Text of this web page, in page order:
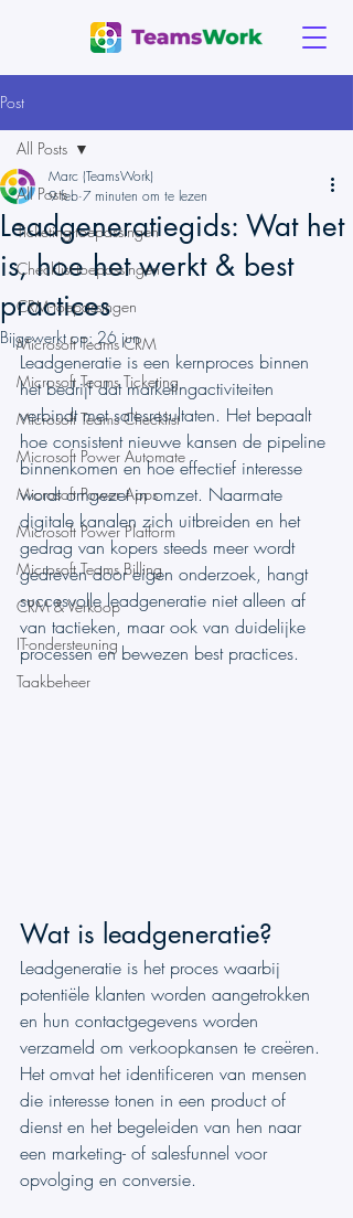
Post
All Posts
Ticketing-toepassingen
Checklist-toepassingen
CRM-toepassingen
Microsoft Teams CRM
Microsoft Teams Ticketing
Microsoft Teams Checklist
Microsoft Power Automate
Microsoft Power Apps
Microsoft Power Platform
Microsoft Teams Billing
CRM & Verkoop
IT-ondersteuning
Taakbeheer
All Posts
Leadgeneratiegids: Wat het
is, hoe het werkt & best
practices
Marc (TeamsWork)
9 feb 7 minuten om te lezen
Bijgewerkt op: 26 jun
Leadgeneratie is een kernproces binnen
het bedrijf dat marketingactiviteiten
verbindt met salesresultaten. Het bepaalt
hoe consistent nieuwe kansen de pipeline
binnenkomen en hoe effectief interesse
wordt omgezet in omzet. Naarmate
digitale kanalen zich uitbreiden en het
gedrag van kopers steeds meer wordt
gedreven door eigen onderzoek, hangt
succesvolle leadgeneratie niet alleen af
van tactieken, maar ook van duidelijke
Wat is leadgeneratie?
Leadgeneratie is het proces waarbij
potentiële klanten worden aangetrokken
en hun contactgegevens worden
verzameld om verkoopkansen te creëren.
Het omvat het identificeren van mensen
die interesse tonen in een product of
dienst en het begeleiden van hen naar
een marketing- of salesfunnel voor
opvolging en conversie.